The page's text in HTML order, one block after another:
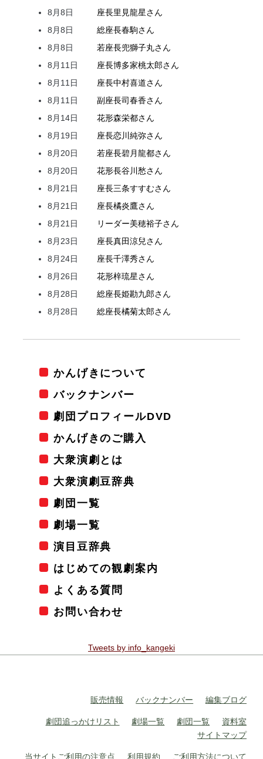
8月8日
座長里見龍星さん
8月8日
総座長春駒さん
8月8日
若座長兜獅子丸さん
8月11日
座長博多家桃太郎さん
8月11日
座長中村喜道さん
8月11日
副座長司春香さん
8月14日
花形森栄都さん
8月19日
座長恋川純弥さん
8月20日
若座長碧月龍都さん
8月20日
花形長谷川愁さん
8月21日
座長三条すすむさん
8月21日
座長橘炎鷹さん
8月21日
リーダー美穂裕子さん
8月23日
座長真田涼兒さん
8月24日
座長千澤秀さん
8月26日
花形梓琉星さん
8月28日
総座長姫勘九郎さん
8月28日
総座長橘菊太郎さん
かんげきについて
バックナンバー
劇団プロフィールDVD
かんげきのご購入
大衆演劇とは
大衆演劇豆辞典
劇団一覧
劇場一覧
演目豆辞典
はじめての観劇案内
よくある質問
お問い合わせ
Tweets by info_kangeki
販売情報 バックナンバー 編集ブログ
劇団追っかけリスト 劇場一覧 劇団一覧
資料室
サイトマップ
当サイトご利用の注意点 利用規約 ご利用方法について